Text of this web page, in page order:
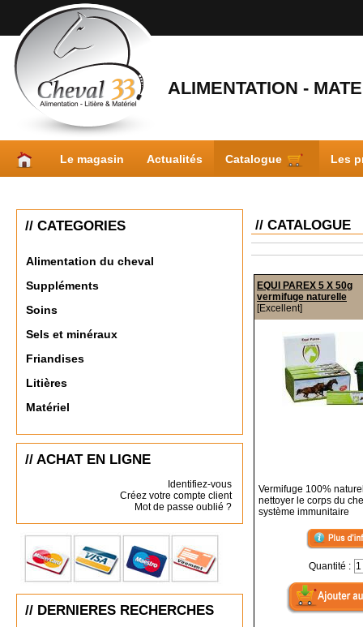
ALIMENTATION -
Le magasin Actualités Catalogue Les
// CATEGORIES
Alimentation du cheval
Suppléments
Soins
Sels et minéraux
Friandises
Litières
Matériel
// ACHAT EN LIGNE
Identifiez-vous
Créez votre compte client
Mot de passe oublié ?
// DERNIERES RECHERCHES
// CATALOGUE
EQUI PAREX 5 X 50g
vermifuge naturelle
[Excellent]
Vermifuge 100%
nettoyer le corps du
système immunitaire
Quantité :